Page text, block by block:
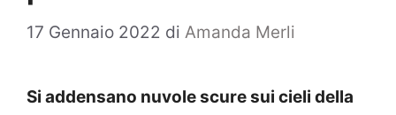
17 Gennaio 2022 di Amanda Merli
Si addensano nuvole scure sui cieli della